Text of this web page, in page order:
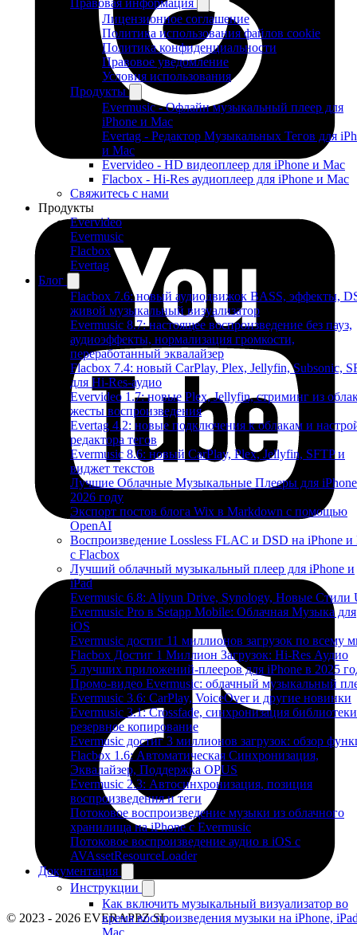
Правовая информация
Лицензионное соглашение
Политика использования файлов cookie
Политика конфиденциальности
Правовое уведомление
Условия использования
Продукты
Evermusic - Офлайн музыкальный плеер для
iPhone и Mac
Evertag - Редактор Музыкальных Тегов для
и Mac
Evervideo - HD видеоплеер для iPhone и Mac
Flacbox - Hi-Res аудиоплеер для iPhone и Mac
Свяжитесь с нами
Продукты
Evervideo
Evermusic
Flacbox
Evertag
Блог
Flacbox 7.6: новый аудиодвижок BASS, эффекты,
живой музыкальный визуализатор
Evermusic 8.7: настоящее воспроизведение без пауз,
аудиоэффекты, нормализация громкости,
переработанный эквалайзер
Flacbox 7.4: новый CarPlay, Plex, Jellyfin, Subsonic,
для Hi-Res-аудио
Evervideo 1.7: новые Plex, Jellyfin, стриминг из
жесты воспроизведения
Evertag 4.2: новые подключения к облакам и
редактора тегов
Evermusic 8.6: новый CarPlay, Plex, Jellyfin, SFTP и
виджет текстов
Лучшие Облачные Музыкальные Плееры для
2026 году
Экспорт постов блога Wix в Markdown с помощью
OpenAI
Воспроизведение Lossless FLAC и DSD на iPhone и
с Flacbox
Лучший облачный музыкальный плеер для iPhone и
iPad
Evermusic 6.8: Aliyun Drive, Synology, Новые Стили
Evermusic Pro в Setapp Mobile: Облачная Музыка для
iOS
Evermusic достиг 11 миллионов загрузок по всему
Flacbox Достиг 1 Миллион Загрузок: Hi-Res Аудио
5 лучших приложений-плееров для iPhone в 2025
Промо-видео Evermusic: облачный музыкальный
Evermusic 3.6: CarPlay, VoiceOver и другие новинки
Evermusic 3.1: Crossfade, синхронизация
резервное копирование
Evermusic достиг 3 миллионов загрузок: обзор
Flacbox 1.6: Автоматическая Синхронизация,
Эквалайзер, Поддержка OPUS
Evermusic 2.3: Автосинхронизация, позиция
воспроизведения и теги
Потоковое воспроизведение музыки из облачного
хранилища на iPhone с Evermusic
Потоковое воспроизведение аудио в iOS с
AVAssetResourceLoader
Документация
Инструкции
Как включить музыкальный визуализатор во
время воспроизведения музыки на iPhone,
Mac
© 2023 - 2026 EVERAPPZ SL